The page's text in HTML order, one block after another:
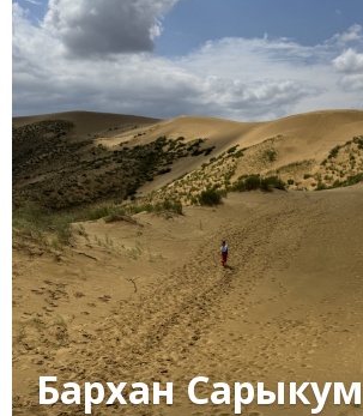
Бархан Сарыкум